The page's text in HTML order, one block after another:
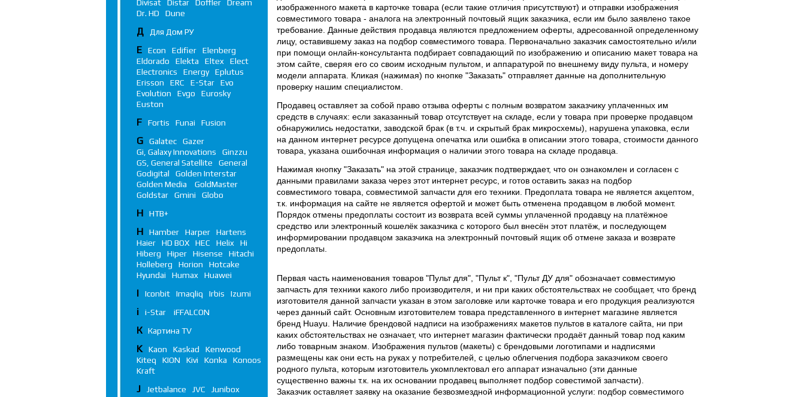
изображенного макета в карточке товара (если такие отличия присутствуют) и отправки изображения
совместимого товара - аналога на электронный почтовый ящик заказчика, если им было заявлено такое
требование. Данные действия продавца являются предложением оферты, адресованной определенному
лицу, оставившему заказ на подбор совместимого товара. Первоначально заказчик самостоятельно и/или
при помощи онлайн-консультанта подбирает совпадающий по изображению и описанию макет товара на
этом сайте, сверяя его со своим исходным пультом, и аппаратурой по внешнему виду пульта, и номеру
модели аппарата. Кликая (нажимая) по кнопке "Заказать" отправляет данные на дополнительную
проверку нашим специалистом.
Продавец оставляет за собой право отзыва оферты с полным возвратом заказчику уплаченных им
средств в случаях: если заказанный товар отсутствует на складе, если у товара при проверке продавцом
обнаружились недостатки, заводской брак (в т.ч. и скрытый брак микросхемы), нарушена упаковка, если
на данном интернет ресурсе допущена опечатка или ошибка в описании этого товара, стоимости данного
товара, указана ошибочная информация о наличии этого товара на складе продавца.
Нажимая кнопку "Заказать" на этой странице, заказчик подтверждает, что он ознакомлен и согласен с
данными правилами заказа через этот интернет ресурс, и готов оставить заказ на подбор
совместимого товара, совместимой запчасти для его техники. Предоплата товара не является акцептом,
т.к. информация на сайте не является офертой и может быть отменена продавцом в любой момент.
Порядок отмены предоплаты состоит из возврата всей суммы уплаченной продавцу на платёжное
средство или электронный кошелёк заказчика с которого был внесён этот платёж, и последующем
информировании продавцом заказчика на электронный почтовый ящик об отмене заказа и возврате
предоплаты.
Первая часть наименования товаров "Пульт для", "Пульт к", "Пульт ДУ для" обозначает совместимую
запчасть для техники какого либо производителя, и ни при каких обстоятельствах не сообщает, что бренд
изготовителя данной запчасти указан в этом заголовке или карточке товара и его продукция реализуются
через данный сайт. Основным изготовителем товара представленного в интернет магазине является
бренд Huayu. Наличие брендовой надписи на изображениях макетов пультов в каталоге сайта, ни при
каких обстоятельствах не означает, что интернет магазин фактически продаёт данный товар под каким
либо товарным знаком. Изображения пультов (макеты) с брендовыми логотипами и надписями
размещены как они есть на руках у потребителей, с целью облегчения подбора заказчиком своего
родного пульта, которым изготовитель укомплектовал его аппарат изначально (эти данные
существенно важны т.к. на их основании продавец выполняет подбор совестимой запчасти).
Заказчик оставляет заявку на оказание безвозмездной информационной услуги: подбор совместимого
Divisat
Distar Doffler
Dream
Dr. HD
Dune
Д Для Дом РУ
E Econ Edifier
Elenberg
Eldorado
Elekta Eltex
Elect
Electronics
Energy
Eplutus
Erisson
ERC E-Star
Evo
Evolution
Evgo
Eurosky
Euston
F Fortis Funai Fusion
G Galatec
Gazer
Gi, Galaxy Innovations
Ginzzu
GS, General Satellite
General
Godigital
Golden Interstar
Golden Media
GoldMaster
Goldstar
Gmini Globo
Н НТВ+
H Hamber Harper
Hartens
Haier
HD BOX HEC Helix
Hi
Hiberg
Hiper Hisense
Hitachi
Holleberg
Horion
Hotcake
Hyundai
Humax Huawei
I Iconbit Imaqliq Irbis Izumi
i i-Star iFFALСON
К Картина TV
K Kaon Kaskad
Kenwood
Kiteq
KION Kivi Konka
Konoos
Kraft
J Jetbalance JVC Junibox